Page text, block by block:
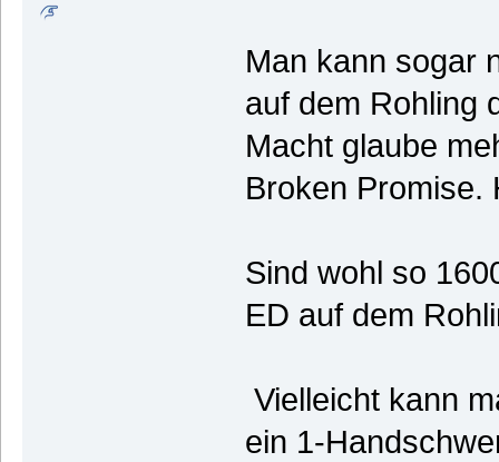
Man kann sogar
auf dem Rohling
Macht glaube
Broken
Sind wohl so
ED auf dem
Vielleicht kann
ein 1-